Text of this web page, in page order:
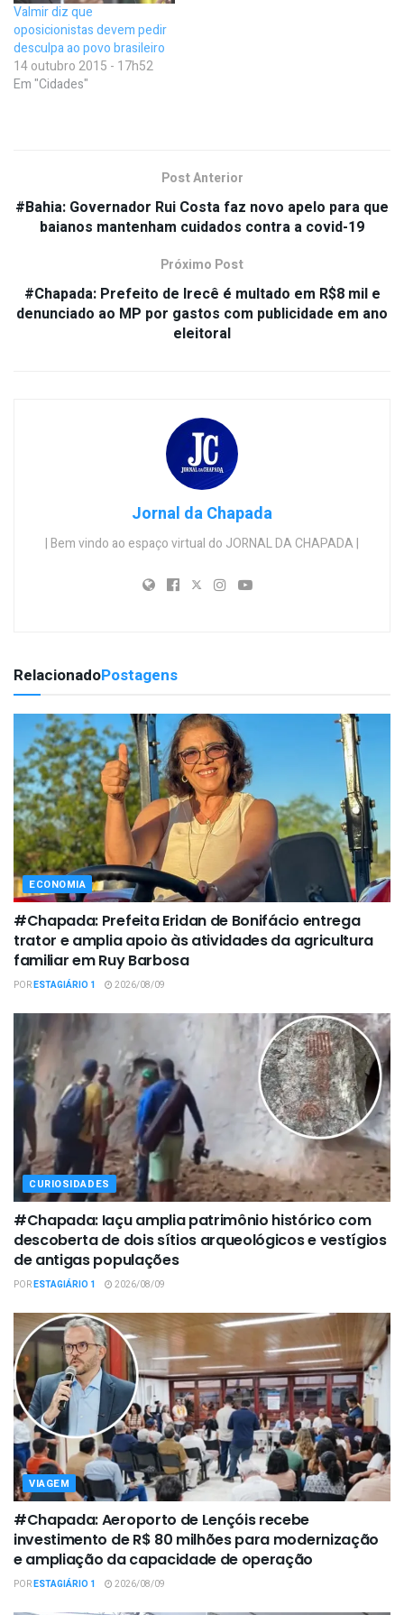
Valmir diz que
oposicionistas devem pedir
desculpa ao povo brasileiro
14 outubro 2015 - 17h52
Em "Cidades"
Post Anterior
#Bahia: Governador Rui Costa faz novo apelo para que
baianos mantenham cuidados contra a covid-19
Próximo Post
#Chapada: Prefeito de Irecê é multado em R$8 mil e
denunciado ao MP por gastos com publicidade em ano
eleitoral
Jornal da Chapada
| Bem vindo ao espaço virtual do JORNAL DA CHAPADA |
RelacionadoPostagens
ECONOMIA
#Chapada: Prefeita Eridan de Bonifácio entrega
trator e amplia apoio às atividades da agricultura
familiar em Ruy Barbosa
PORESTAGIÁRIO 1 2026/08/09
CURIOSIDADES
#Chapada: Iaçu amplia patrimônio histórico com
descoberta de dois sítios arqueológicos e vestígios
de antigas populações
PORESTAGIÁRIO 1 2026/08/09
VIAGEM
#Chapada: Aeroporto de Lençóis recebe
investimento de R$ 80 milhões para modernização
e ampliação da capacidade de operação
PORESTAGIÁRIO 1 2026/08/09